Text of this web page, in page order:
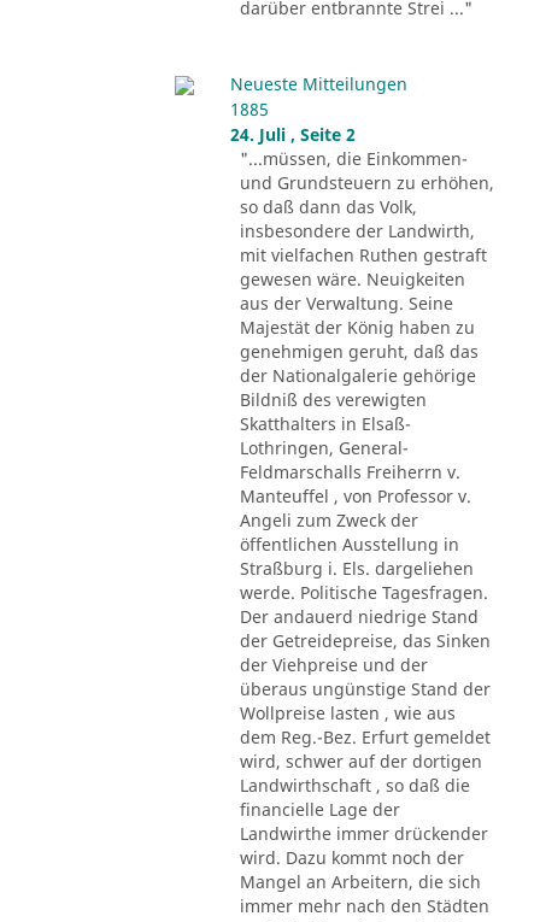
darüber entbrannte Strei ..."
Neueste Mitteilungen
1885
24. Juli , Seite 2
"...müssen, die Einkommen-
und Grundsteuern zu erhöhen,
so daß dann das Volk,
insbesondere der Landwirth,
mit vielfachen Ruthen gestraft
gewesen wäre. Neuigkeiten
aus der Verwaltung. Seine
Majestät der König haben zu
genehmigen geruht, daß das
der Nationalgalerie gehörige
Bildniß des verewigten
Skatthalters in Elsaß-
Lothringen, General-
Feldmarschalls Freiherrn v.
Manteuffel , von Professor v.
Angeli zum Zweck der
öffentlichen Ausstellung in
Straßburg i. Els. dargeliehen
werde. Politische Tagesfragen.
Der andauerd niedrige Stand
der Getreidepreise, das Sinken
der Viehpreise und der
überaus ungünstige Stand der
Wollpreise lasten , wie aus
dem Reg.-Bez. Erfurt gemeldet
wird, schwer auf der dortigen
Landwirthschaft , so daß die
financielle Lage der
Landwirthe immer drückender
wird. Dazu kommt noch der
Mangel an Arbeitern, die sich
immer mehr nach den Städten